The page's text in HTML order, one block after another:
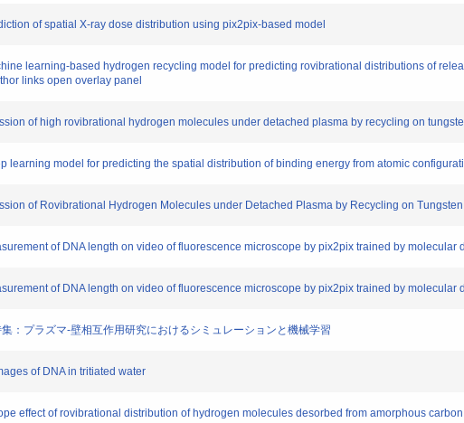
of spatial X-ray dose distribution using pix2pix-based model
learning-based hydrogen recycling model for predicting rovibrational distributions of
links open overlay panel
of high rovibrational hydrogen molecules under detached plasma by recycling on
learning model for predicting the spatial distribution of binding energy from atomic
of Rovibrational Hydrogen Molecules under Detached Plasma by Recycling on Tungsten
of DNA length on video of fluorescence microscope by pix2pix trained by molecular
of DNA length on video of fluorescence microscope by pix2pix trained by molecular
集：プラズマ-壁相互作用研究におけるシミュレーションと機械学習
of DNA in tritiated water
effect of rovibrational distribution of hydrogen molecules desorbed from amorphous carbon